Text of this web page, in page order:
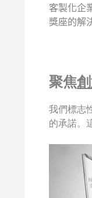
客製化企
獎座的解
聚焦
我們標志
的承諾。